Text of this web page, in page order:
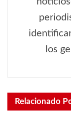
los
Relacionado